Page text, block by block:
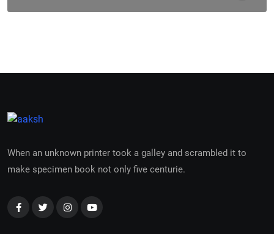
When an unknown printer took a galley and scrambled it to
make specimen book not only five centurie.